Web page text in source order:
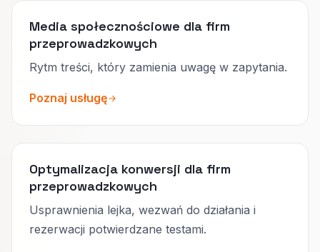
Media społecznościowe dla firm
przeprowadzkowych
Rytm treści, który zamienia uwagę w zapytania.
Poznaj usługę
Optymalizacja konwersji dla firm
przeprowadzkowych
Usprawnienia lejka, wezwań do działania i
rezerwacji potwierdzane testami.